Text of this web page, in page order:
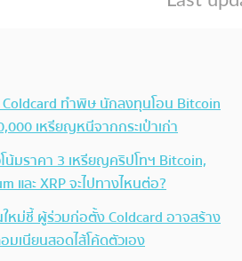
Coldcard ทำพิษ นักลงทุนโอน Bitcoin
เหรียญหนีจากกระเป๋าเก่า
น้มราคา 3 เหรียญคริปโทฯ Bitcoin,
และ XRP จะไปทางไหนต่อ?
หม่ชี้ ผู้ร่วมก่อตั้ง Coldcard อาจสร้าง
เนียนสอดไส้โค้ดตัวเอง